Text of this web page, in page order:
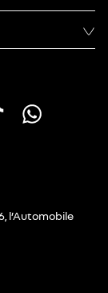
l’Automobile